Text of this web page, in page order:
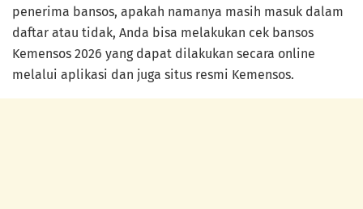
penerima bansos, apakah namanya masih masuk dalam
daftar atau tidak, Anda bisa melakukan cek bansos
Kemensos 2026 yang dapat dilakukan secara online
melalui aplikasi dan juga situs resmi Kemensos.